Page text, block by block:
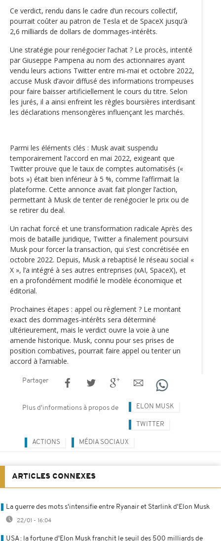
Ce verdict, rendu dans le cadre d’un recours collectif,
pourrait coûter au patron de Tesla et de SpaceX jusqu’à
2,6 milliards de dollars de dommages-intérêts.
Une stratégie pour renégocier l’achat ? Le procès, intenté
par Giuseppe Pampena au nom des actionnaires ayant
vendu leurs actions Twitter entre mi-mai et octobre 2022,
accuse Musk d’avoir diffusé des informations trompeuses
pour faire baisser artificiellement le cours du titre. Selon
les jurés, il a ainsi enfreint les règles boursières interdisant
les déclarations mensongères influençant les marchés.
Parmi les éléments clés : Musk avait suspendu
temporairement l’accord en mai 2022, exigeant que
Twitter prouve que le taux de comptes automatisés («
bots ») était bien inférieur à 5 %, comme l’affirmait la
plateforme. Cette annonce avait fait plonger l’action,
permettant à Musk de tenter de renégocier le prix ou de
se retirer du deal.
Un rachat forcé et une transformation radicale Après des
mois de bataille juridique, Twitter a finalement poursuivi
Musk pour forcer la transaction, qui s’est concrétisée en
octobre 2022. Depuis, Musk a rebaptisé le réseau social «
X », l’a intégré à ses autres entreprises (xAI, SpaceX), et
en a profondément modifié le modèle économique et
éditorial.
Prochaines étapes : appel ou règlement ? Le montant
exact des dommages-intérêts sera déterminé
ultérieurement, mais le verdict ouvre la voie à une
amende historique. Musk, connu pour ses prises de
position combatives, pourrait faire appel ou tenter un
accord à l’amiable.
Partager
Plus d'informations à propos de ELON MUSK
TWITTER
ACTIONS MÉDIA SOCIAUX
ARTICLES CONNEXES
La guerre des mots s'intensifie entre Ryanair et Starlink d'Elon Musk
22/01 - 16:04
USA : la fortune d'Elon Musk franchit le seuil des 500 milliards de